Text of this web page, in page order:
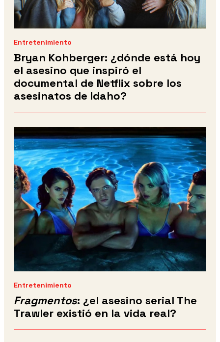
Entretenimiento
Bryan Kohberger: ¿dónde está hoy
el asesino que inspiró el
documental de Netflix sobre los
asesinatos de Idaho?
Entretenimiento
Fragmentos: ¿el asesino serial The
Trawler existió en la vida real?